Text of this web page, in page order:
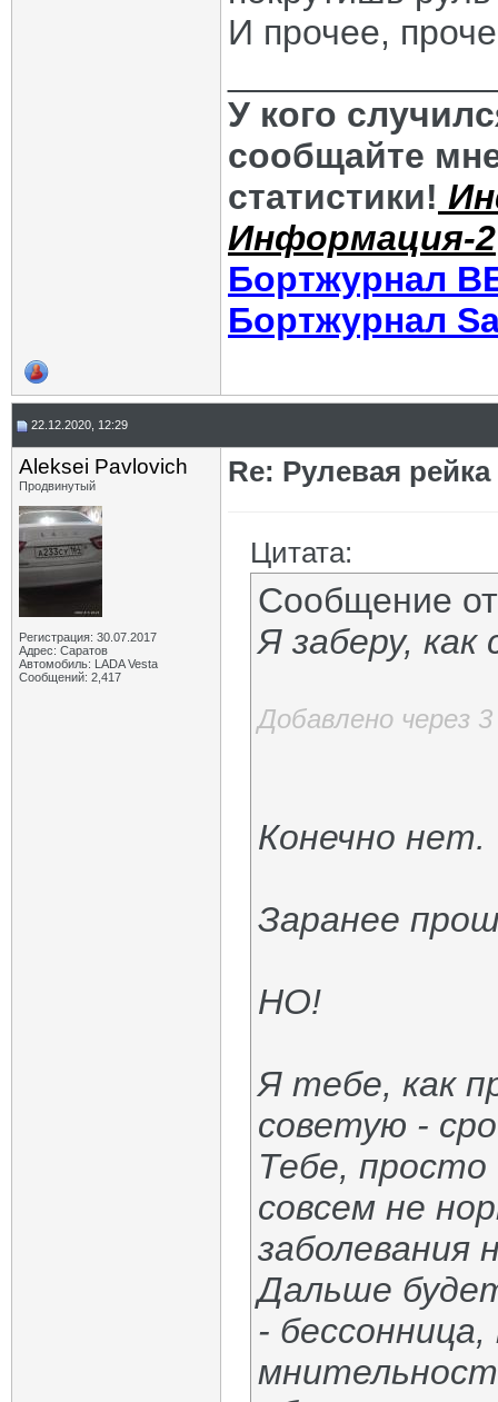
И прочее,
У кого
сообщайте
статистики!
Информация-2
Бортжурнал
Бортжурнал
22.12.2020, 12:29
Aleksei Pavlovich
Продвинутый
Регистрация: 30.07.2017
Адрес: Саратов
Автомобиль: LADA Vesta
Сообщений: 2,417
Re: Рулевая рейка
Цитата:
Сообщение
Я заберу, как
Добавлено через
Конечно нет.
Заранее
НО!
Я тебе, как
советую -
Тебе,
совсем не
заболевания
Дальше
-